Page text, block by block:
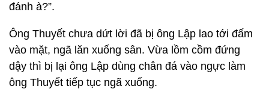
đánh à?”.
Ông Thuyết chưa dứt lời đã bị ông Lập lao tới đấm
vào mặt, ngã lăn xuống sân. Vừa lồm cồm đứng
dậy thì bị lại ông Lập dùng chân đá vào ngực làm
ông Thuyết tiếp tục ngã xuống.